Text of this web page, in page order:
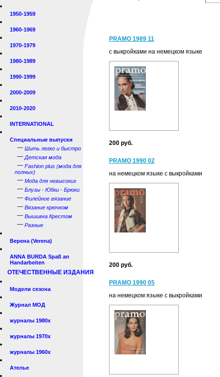
1950-1959
1960-1969
1970-1979
1980-1989
1990-1999
2000-2009
2010-2020
INTERNATIONAL
Специальные выпуски
— Шить легко и быстро
— Детская мода
— Fashion plus (мода для
полных)
— Мода для невысоких
— Блузы - Юбки - Брюки
— Филейное вязание
— Вязание крючком
— Вышивка Крестом
— Разные
Верена (Verena)
ANNA BURDA Spaß an
Handarbeiten
ОТЕЧЕСТВЕННЫЕ ИЗДАНИЯ
Модели сезона
Журнал МОД
журналы 1980х
журналы 1970х
журналы 1960х
Ателье
PRAMO 1989 11
c выкройками на немецком языке
200 руб.
PRAMO 1990 02
на немецком языке с выкройками
200 руб.
PRAMO 1990 05
на немецком языке с выкройками